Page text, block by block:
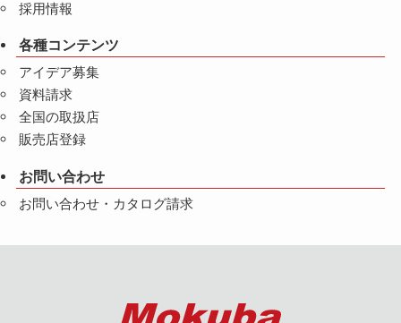
採用情報
各種コンテンツ
アイデア募集
資料請求
全国の取扱店
販売店登録
お問い合わせ
お問い合わせ・カタログ請求